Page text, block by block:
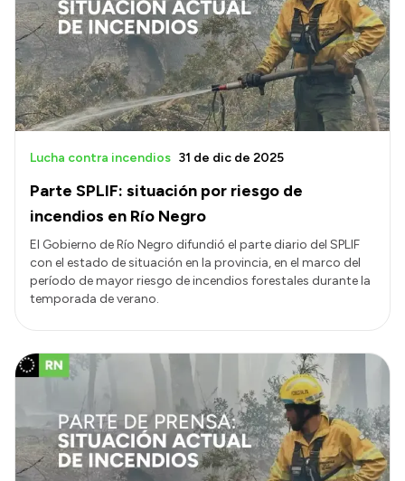
Parte SPLIF: situación por riesgo de
incendios en Río Negro
Lucha contra incendios 31 de dic de 2025
El Gobierno de Río Negro difundió el parte diario del SPLIF
con el estado de situación en la provincia, en el marco del
período de mayor riesgo de incendios forestales durante la
temporada de verano.